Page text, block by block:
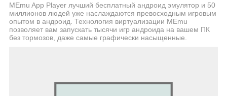
MEmu App Player лучший бесплатный андроид эмулятор и 50
миллионов людей уже наслаждаются превосходным игровым
опытом в андроид. Технология виртуализации MEmu
позволяет вам запускать тысячи игр андроида на вашем ПК
без тормозов, даже самые графически насыщенные.